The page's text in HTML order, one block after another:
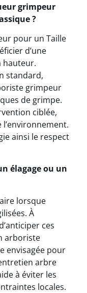
grimpeur
?
pour un Taille
d’une
hauteur.
standard,
grimpeur
de grimpe.
ciblée,
ainsi le respect
élagage ou un
lorsque
À
ces
arboriste
envisagée pour
arbre
à éviter les
locales.